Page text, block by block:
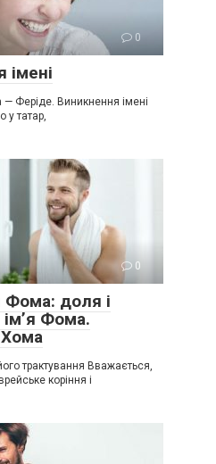
0
імені
— Феріде. Виникнення імені
у татар,
0
Фома: доля і
ім’я Фома.
його трактування Вважається,
коріння і